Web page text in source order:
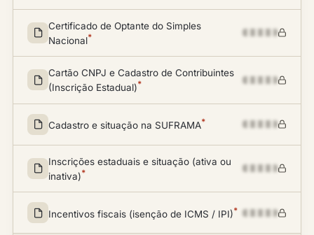
Certificado de Optante do Simples
Nacional*
Cartão CNPJ e Cadastro de Contribuintes
(Inscrição Estadual)*
Cadastro e situação na SUFRAMA*
Inscrições estaduais e situação (ativa ou
inativa)*
Incentivos fiscais (isenção de ICMS / IPI)*